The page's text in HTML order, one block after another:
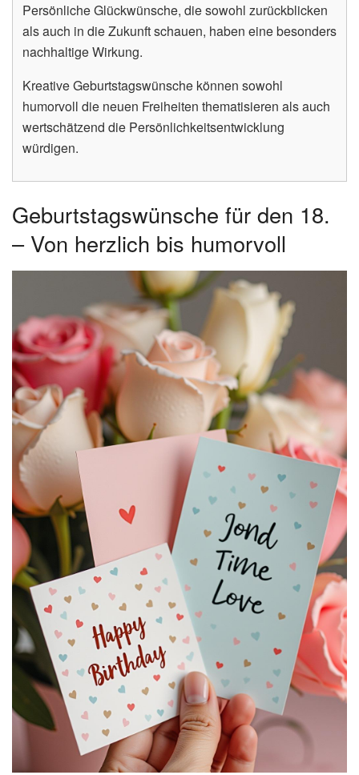
Persönliche Glückwünsche, die sowohl zurückblicken
als auch in die Zukunft schauen, haben eine besonders
nachhaltige Wirkung.
Kreative Geburtstagswünsche können sowohl
humorvoll die neuen Freiheiten thematisieren als auch
wertschätzend die Persönlichkeitsentwicklung
würdigen.
Geburtstagswünsche für den 18.
– Von herzlich bis humorvoll